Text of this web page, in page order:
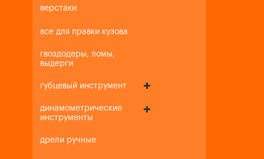
верстаки
все для правки кузова
гвоздодеры, ломы,
выдерги
губцевый инструмент
динамометрические
инструменты
дрели ручные